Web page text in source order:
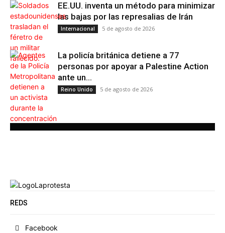
EE.UU. inventa un método para minimizar
las bajas por las represalias de Irán
Internacional 5 de agosto de 2026
La policía británica detiene a 77
personas por apoyar a Palestine Action
ante un...
Reino Unido 5 de agosto de 2026
REDS
Facebook